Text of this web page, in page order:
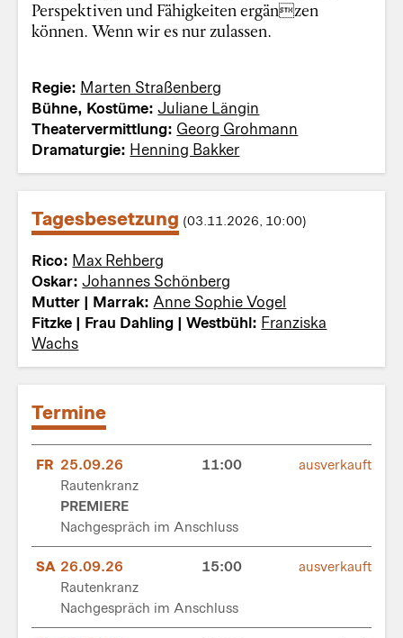
Perspektiven und Fähigkeiten ergänzen
können. Wenn wir es nur zulassen.
Regie: Marten Straßenberg
Bühne, Kostüme:Juliane Längin
Theatervermittlung: Georg Grohmann
Dramaturgie: Henning Bakker
Tagesbesetzung (03.11.2026, 10:00)
Rico: Max Rehberg
Oskar:Johannes Schönberg
Mutter | Marrak:Anne Sophie Vogel
Fitzke | Frau Dahling | Westbühl: Franziska
Wachs
Termine
FR 25.09.26
11:00
Rautenkranz
PREMIERE
Nachgespräch im Anschluss
ausverkauft
SA 26.09.26
15:00
Rautenkranz
Nachgespräch im Anschluss
ausverkauft